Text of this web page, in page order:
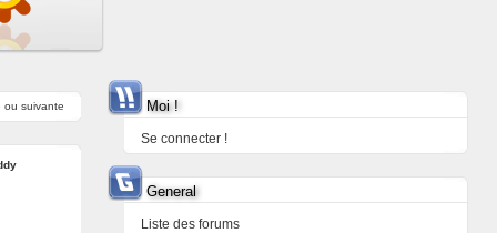
ou suivante Moi !
Se connecter !
General
Liste des forums